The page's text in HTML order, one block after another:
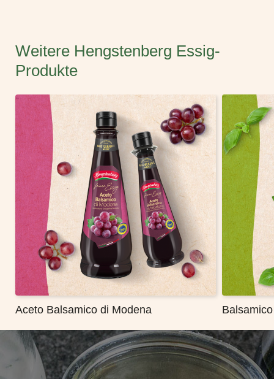
Weitere Hengstenberg Essig-
Produkte
Aceto Balsamico di Modena